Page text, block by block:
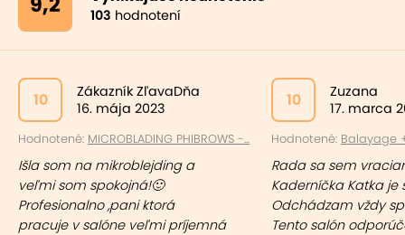
103 hodnotení
10
Zákazník ZľavaDňa
16. mája 2023
Hodnotené: MICROBLADING PHIBROWS -...
Išla som na mikroblejding a
veľmi som spokojná!🙂
Profesionalno ,pani ktorá
pracuje v salóne veľmi príjemná
10
Zuzana
17. marca
Hodnotené: Balayage
Rada sa sem
Kaderníčka Katka je
Odchádzam vždy
Tento salón